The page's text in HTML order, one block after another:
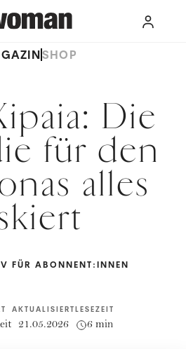
SHOP
Die
für den
alles
FÜR ABONNENT:INNEN
AKTUALISIERT
21.05.2026
LESEZEIT
6 min